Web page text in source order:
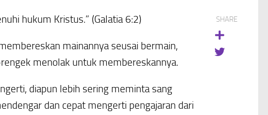
hukum Kristus.” (Galatia 6:2)
mainannya seusai bermain,
menolak untuk membereskannya.
diapun lebih sering meminta sang
dan cepat mengerti pengajaran dari
SHARE